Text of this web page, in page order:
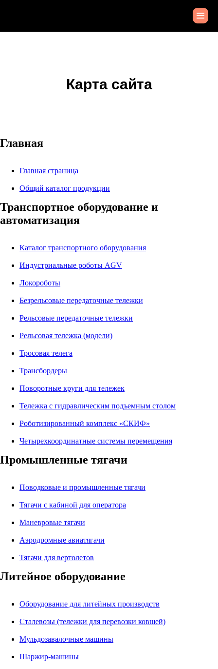
Карта сайта
Главная
Главная страница
Общий каталог продукции
Транспортное оборудование и
автоматизация
Каталог транспортного оборудования
Индустриальные роботы AGV
Локороботы
Безрельсовые передаточные тележки
Рельсовые передаточные тележки
Рельсовая тележка (модели)
Тросовая телега
Трансбордеры
Поворотные круги для тележек
Тележка с гидравлическим подъемным столом
Роботизированный комплекс «СКИФ»
Четырехкоординатные системы перемещения
Промышленные тягачи
Поводковые и промышленные тягачи
Тягачи с кабиной для оператора
Маневровые тягачи
Аэродромные авиатягачи
Тягачи для вертолетов
Литейное оборудование
Оборудование для литейных производств
Сталевозы (тележки для перевозки ковшей)
Мульдозавалочные машины
Шаржир-машины